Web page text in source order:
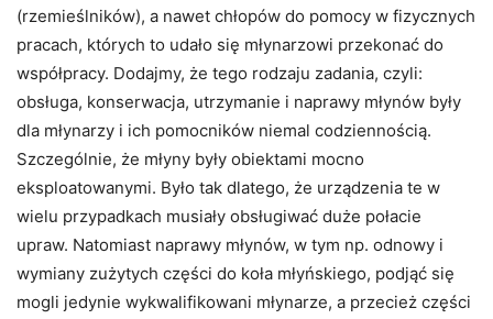
(rzemieślników), a nawet chłopów do pomocy w fizycznych
pracach, których to udało się młynarzowi przekonać do
współpracy. Dodajmy, że tego rodzaju zadania, czyli:
obsługa, konserwacja, utrzymanie i naprawy młynów były
dla młynarzy i ich pomocników niemal codziennością.
Szczególnie, że młyny były obiektami mocno
eksploatowanymi. Było tak dlatego, że urządzenia te w
wielu przypadkach musiały obsługiwać duże połacie
upraw. Natomiast naprawy młynów, w tym np. odnowy i
wymiany zużytych części do koła młyńskiego, podjąć się
mogli jedynie wykwalifikowani młynarze, a przecież części